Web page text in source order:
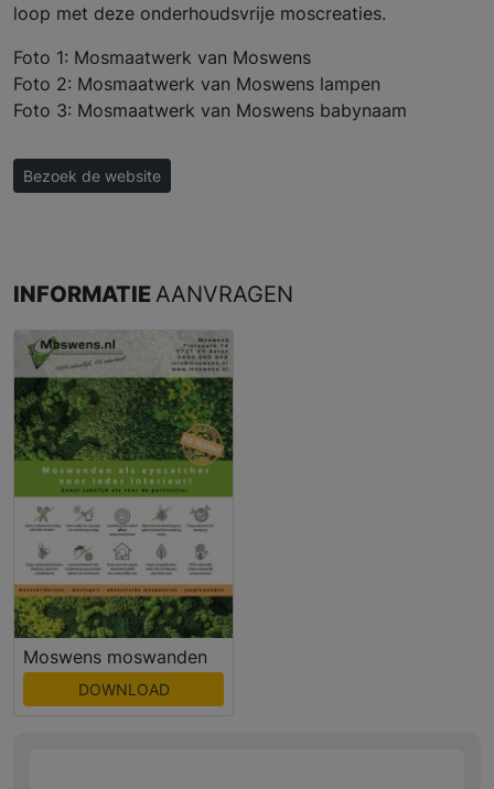
loop met deze onderhoudsvrije moscreaties.
Foto 1: Mosmaatwerk van Moswens
Foto 2: Mosmaatwerk van Moswens lampen
Foto 3: Mosmaatwerk van Moswens babynaam
Bezoek de website
INFORMATIEAANVRAGEN
Moswens moswanden
DOWNLOAD